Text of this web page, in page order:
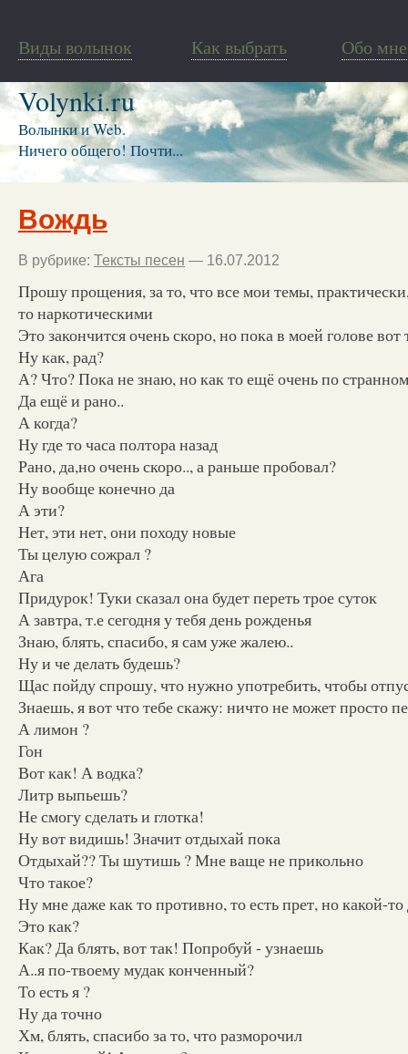
Виды волынок Как выбрать Обо мне
Volynki.ru
Волынки и Web.
Ничего общего! Почти...
Вождь
В рубрике: Тексты песен — 16.07.2012
Прошу прощения, за то, что все мои темы,
то наркотическими
Это закончится очень скоро, но пока в моей голове вот
Ну как, рад?
А? Что? Пока не знаю, но как то ещё очень по
Да ещё и рано..
А когда?
Ну где то часа полтора назад
Рано, да,но очень скоро.., а раньше пробовал?
Ну вообще конечно да
А эти?
Нет, эти нет, они походу новые
Ты целую сожрал ?
Ага
Придурок! Туки сказал она будет переть трое суток
А завтра, т.е сегодня у тебя день рожденья
Знаю, блять, спасибо, я сам уже жалею..
Ну и че делать будешь?
Щас пойду спрошу, что нужно употребить, чтобы
Знаешь, я вот что тебе скажу: ничто не может просто
А лимон ?
Гон
Вот как! А водка?
Литр выпьешь?
Не смогу сделать и глотка!
Ну вот видишь! Значит отдыхай пока
Отдыхай?? Ты шутишь ? Мне ваще не прикольно
Что такое?
Ну мне даже как то противно, то есть прет, но какой-
Это как?
Как? Да блять, вот так! Попробуй - узнаешь
А..я по-твоему мудак конченный?
То есть я ?
Ну да точно
Хм, блять, спасибо за то, что разморочил